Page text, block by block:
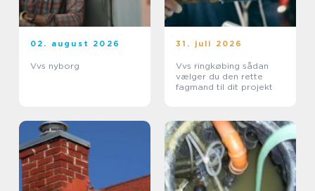
02. august 2026
Vvs nyborg
31. juli 2026
Vvs ringkøbing sådan
vælger du den rette
fagmand til dit projekt